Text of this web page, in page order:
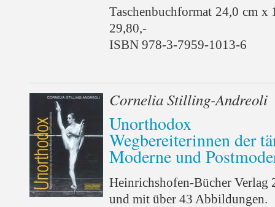
Taschenbuchformat 24,0 cm
29,80,-
ISBN 978-3-7959-1013-6
Cornelia Stilling-Andreoli
Unorthodox
Wegbereiterinnen der
Moderne und
Heinrichshofen-Bücher Verlag
und mit über 43 Abbildungen.